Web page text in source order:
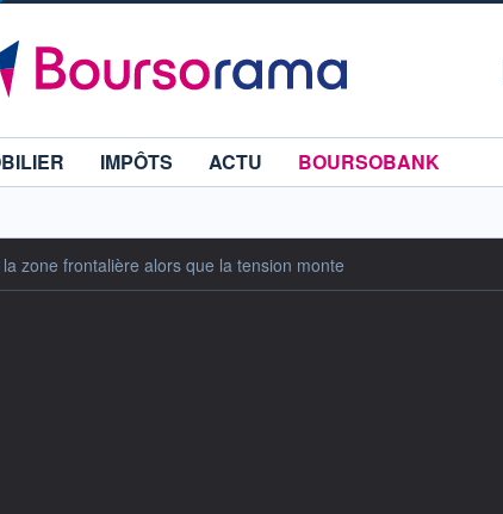
IMPÔTS ACTU
BOURSOBANK
zone frontalière alors que la tension monte